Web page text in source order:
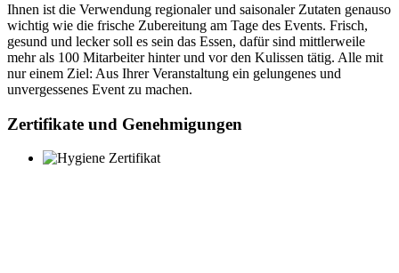
Ihnen ist die Verwendung regionaler und saisonaler Zutaten genauso
wichtig wie die frische Zubereitung am Tage des Events. Frisch,
gesund und lecker soll es sein das Essen, dafür sind mittlerweile
mehr als 100 Mitarbeiter hinter und vor den Kulissen tätig. Alle mit
nur einem Ziel: Aus Ihrer Veranstaltung ein gelungenes und
unvergessenes Event zu machen.
Zertifikate und Genehmigungen